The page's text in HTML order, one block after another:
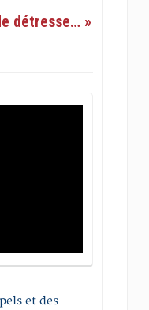
détresse… »
et des